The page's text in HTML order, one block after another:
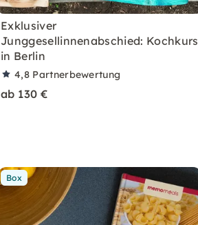
Exklusiver
Junggesellinnenabschied: Kochkurs
in Berlin
4,8 Partnerbewertung
ab 130 €
Box